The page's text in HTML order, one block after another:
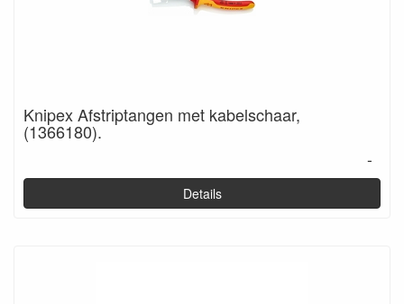
Knipex Afstriptangen met kabelschaar,
(1366180).
-
Details